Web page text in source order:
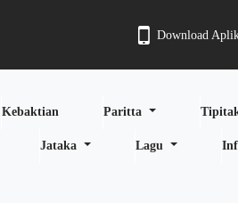
Download
Kebaktian Paritta
Jataka Lagu